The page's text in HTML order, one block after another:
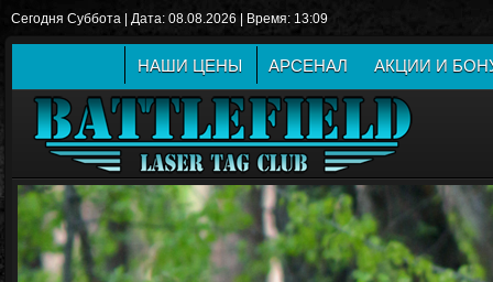
Сегодня Суббота | Дата: 08.08.2026 | Время: 13:09
НАШИ ЦЕНЫ АРСЕНАЛ АКЦИИ И